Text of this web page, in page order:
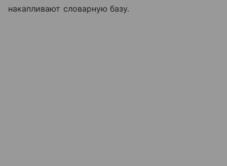
накапливают словарную базу.